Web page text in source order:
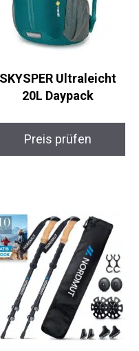
Ultraleicht
20L Daypack
Preis prüfen